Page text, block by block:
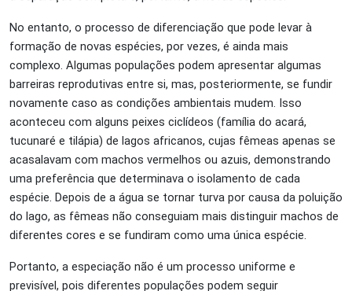
No entanto, o processo de diferenciação que pode levar à
formação de novas espécies, por vezes, é ainda mais
complexo. Algumas populações podem apresentar algumas
barreiras reprodutivas entre si, mas, posteriormente, se fundir
novamente caso as condições ambientais mudem. Isso
aconteceu com alguns peixes ciclídeos (família do acará,
tucunaré e tilápia) de lagos africanos, cujas fêmeas apenas se
acasalavam com machos vermelhos ou azuis, demonstrando
uma preferência que determinava o isolamento de cada
espécie. Depois de a água se tornar turva por causa da poluição
do lago, as fêmeas não conseguiam mais distinguir machos de
diferentes cores e se fundiram como uma única espécie.
Portanto, a especiação não é um processo uniforme e
previsível, pois diferentes populações podem seguir